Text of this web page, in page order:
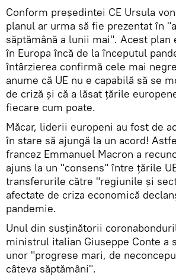
Conform preşedintei CE Ursula
planul ar urma să fie prezentat în
săptămână a lunii mai". Acest plan
în Europa încă de la începutul
întârzierea confirmă cele mai
anume că UE nu e capabilă să se
de criză și că a lăsat țările
fiecare cum poate.
Măcar, liderii europeni au fost de
în stare să ajungă la un acord!
francez Emmanuel Macron a
ajuns la un "consens" între ţările
transferurile către "regiunile şi
afectate de criza economică
pandemie.
Unul din susținătorii
ministrul italian Giuseppe Conte a
unor "progrese mari, de
câteva săptămâni".